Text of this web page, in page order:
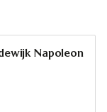
Napoleon